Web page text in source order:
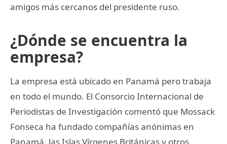
amigos más cercanos del presidente ruso.
¿Dónde se encuentra la
empresa?
La empresa está ubicado en Panamá pero trabaja
en todo el mundo. El Consorcio Internacional de
Periodistas de Investigación comentó que Mossack
Fonseca ha fundado compañías anónimas en
Panamá, las Islas Vírgenes Británicas y otros